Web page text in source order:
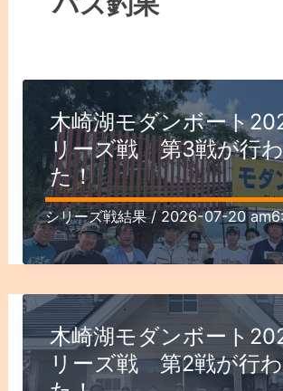
木崎湖モダンボート
リーズ戦 第3戦が行
た！
シリーズ戦結果/2026-07-20
木崎湖モダンボート
リーズ戦 第2戦が行